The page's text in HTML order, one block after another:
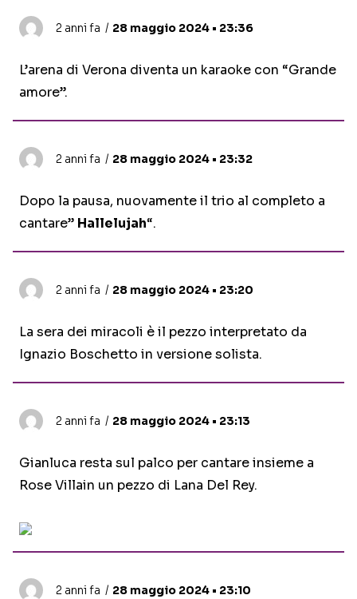
2 anni fa 28 maggio 2024 • 23:36
L’arena di Verona diventa un karaoke con “Grande
amore”.
2 anni fa 28 maggio 2024 • 23:32
Dopo la pausa, nuovamente il trio al completo a
cantare” Hallelujah“.
2 anni fa 28 maggio 2024 • 23:20
La sera dei miracoli è il pezzo interpretato da
Ignazio Boschetto in versione solista.
2 anni fa 28 maggio 2024 • 23:13
Gianluca resta sul palco per cantare insieme a
Rose Villain un pezzo di Lana Del Rey.
2 anni fa 28 maggio 2024 • 23:10